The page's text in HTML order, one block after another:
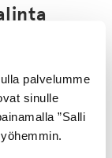
palvelumme
sinulle
”Salli
on materiaalin
Villa on myös
tiloihin.